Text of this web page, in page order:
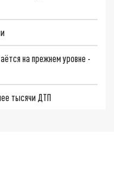
на прежнем уровне -
тысячи ДТП